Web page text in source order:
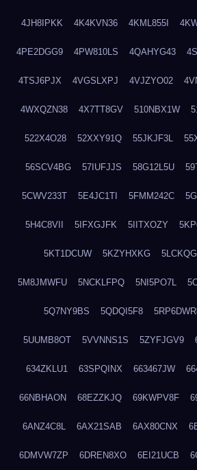
4JH8IPKK 4K4KVN36 4KML855I
4PE2DGG9 4PW810LS 4QAHYG43
4TSJ6PJX 4VGSLXPJ 4VJZYO02
4WXQZN38 4X7TT8GV 510NBX1W
522X4O28 52XXY91Q 55JKJF3L
56SCV4BG 57IUFJJS 58G12L5U
5CWV233T 5E4JC1TI 5FMM242C
5H4C8VII 5IFXGJFK 5IITXOZY
5KT1DCUW 5KZYHXKG
5M8JMWFU 5NCKLFPQ 5NI5PO7L
5Q7NY9BS 5QDQI5F8
5UUMB8OT 5VVNNS1S 5ZYFJGV9
634ZKLU1 63SPQINX 663467JW
66NBHAON 68EZZKJQ 69KWPV8F
6ANZ4C8L 6AX21SAB 6AX80CNX
6DMVW7ZP 6DREN8XO 6EI21UCB